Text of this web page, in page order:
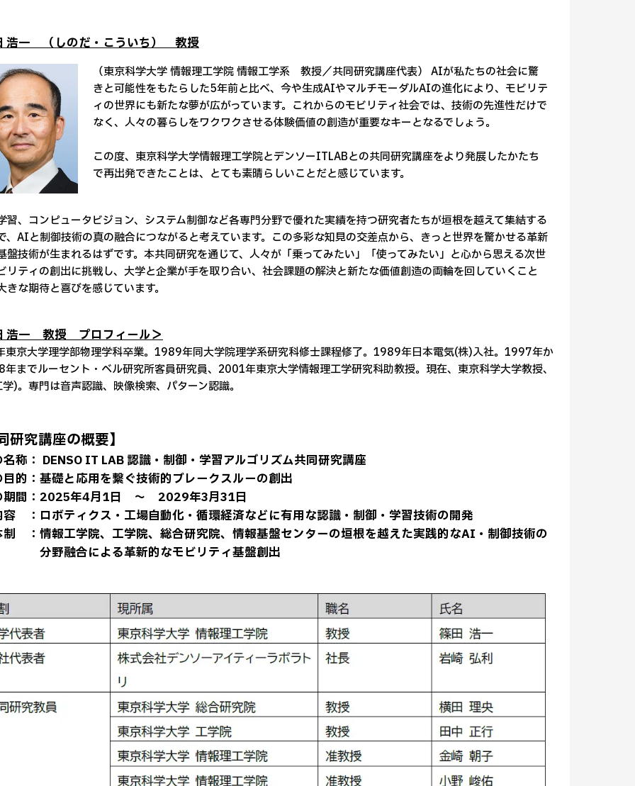
浩一 （しのだ・こういち） 教授
（東京科学大学 情報理工学院 情報工学系 教授／共同研究講座代表） AIが私たちの社会に驚
きと可能性をもたらした5年前と比べ、今や生成AIやマルチモーダルAIの進化により、モビリテ
ィの世界にも新たな夢が広がっています。これからのモビリティ社会では、技術の先進性だけで
なく、人々の暮らしをワクワクさせる体験価値の創造が重要なキーとなるでしょう。
この度、東京科学大学情報理工学院とデンソーITLABとの共同研究講座をより発展したかたち
で再出発できたことは、とても素晴らしいことだと感じています。
習、コンピュータビジョン、システム制御など各専門分野で優れた実績を持つ研究者たちが垣根を越えて集結する
、AIと制御技術の真の融合につながると考えています。この多彩な知見の交差点から、きっと世界を驚かせる革新
盤技術が生まれるはずです。本共同研究を通じて、人々が「乗ってみたい」「使ってみたい」と心から思える次世
リティの創出に挑戦し、大学と企業が手を取り合い、社会課題の解決と新たな価値創造の両輪を回していくこと
きな期待と喜びを感じています。
浩一 教授 プロフィール＞
京大学理学部物理学科卒業。1989年同大学院理学系研究科修士課程修了。1989年日本電気(株)入社。1997年か
までルーセント・ベル研究所客員研究員、2001年東京大学情報理工学研究科助教授。現在、東京科学大学教授、
)。専門は音声認識、映像検索、パターン認識。
研究講座の概要】
称： DENSO IT LAB 認識・制御・学習アルゴリズム共同研究講座
的：基礎と応用を繋ぐ技術的ブレークスルーの創出
期間：2025年4月1日 ～ 2029年3月31日
容 ：ロボティクス・工場自動化・循環経済などに有用な認識・制御・学習技術の開発
制 ：情報工学院、工学院、総合研究院、情報基盤センターの垣根を越えた実践的なAI・制御技術の
融合による革新的なモビリティ基盤創出